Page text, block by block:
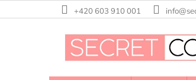
na
+420 603 910 001